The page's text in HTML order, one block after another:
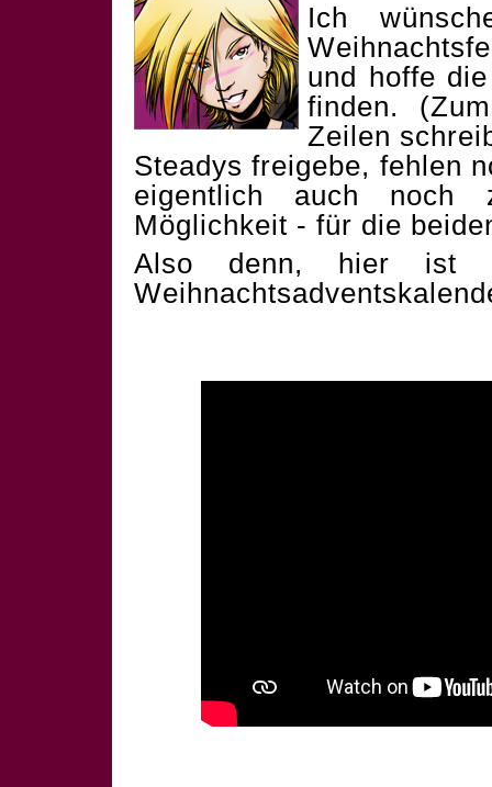
Ich
und hoffe
finden.
Zeilen
Steadys freigebe, fehlen
eigentlich auch noch
Möglichkeit - für die
Also denn, hier ist